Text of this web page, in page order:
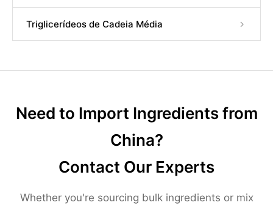
Triglicerídeos de Cadeia Média
Need to Import Ingredients from
China?
Contact Our Experts
Whether you're sourcing bulk ingredients or mix